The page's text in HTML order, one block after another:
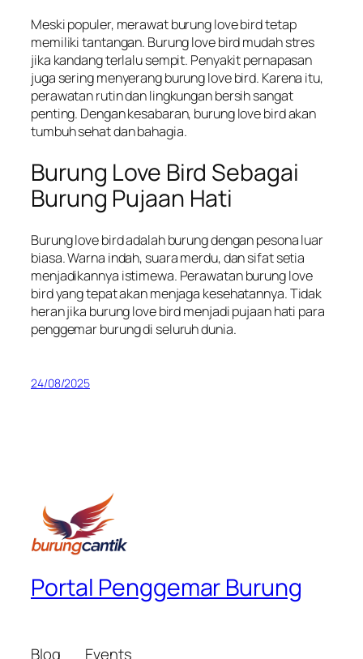
Meski populer, merawat burung love bird tetap
memiliki tantangan. Burung love bird mudah stres
jika kandang terlalu sempit. Penyakit pernapasan
juga sering menyerang burung love bird. Karena itu,
perawatan rutin dan lingkungan bersih sangat
penting. Dengan kesabaran, burung love bird akan
tumbuh sehat dan bahagia.
Burung Love Bird Sebagai
Burung Pujaan Hati
Burung love bird adalah burung dengan pesona luar
biasa. Warna indah, suara merdu, dan sifat setia
menjadikannya istimewa. Perawatan burung love
bird yang tepat akan menjaga kesehatannya. Tidak
heran jika burung love bird menjadi pujaan hati para
penggemar burung di seluruh dunia.
24/08/2025
Portal Penggemar Burung
Blog Events